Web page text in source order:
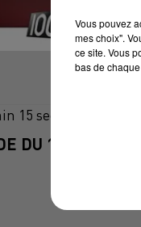
15 sec
DU 10/11/2023 À
Vous pouvez
mes choix".
ce site. Vous
bas de